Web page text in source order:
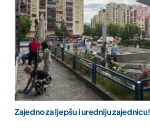
Zajedno za ljepšu i uredniju zajednicu!